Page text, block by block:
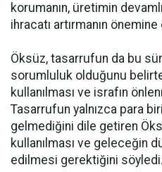
korumanın, üretimin
ihracatı artırmanın
Öksüz, tasarrufun da bu
sorumluluk olduğunu
kullanılması ve israfın
Tasarrufun yalnızca para
gelmediğini dile getiren
kullanılması ve geleceğin
edilmesi gerektiğini söyledi.